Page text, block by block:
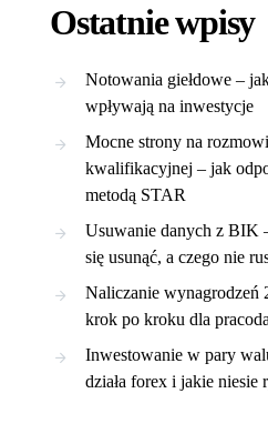
Ostatnie wpisy
Notowania giełdowe –
wpływają na inwestycje
Mocne strony na
kwalifikacyjnej – jak
metodą STAR
Usuwanie danych z BIK
się usunąć, a czego nie
Naliczanie wynagrodzeń
krok po kroku dla
Inwestowanie w pary
działa forex i jakie niesie